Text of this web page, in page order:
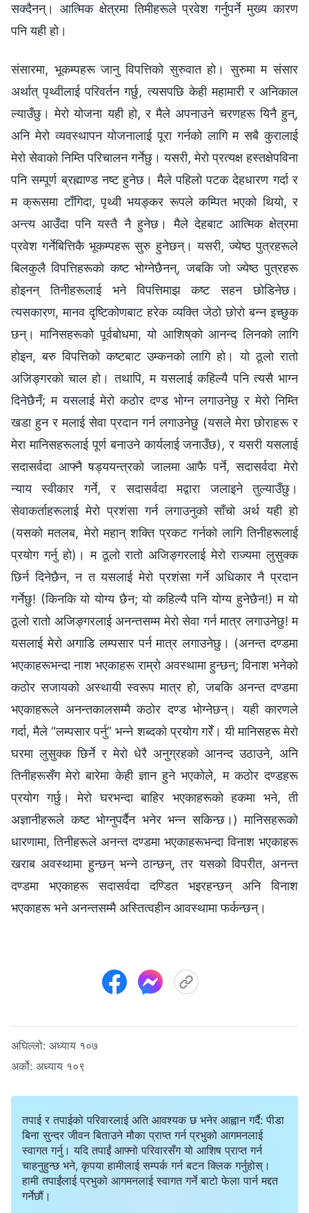
सक्दैनन्। आत्मिक क्षेत्रमा तिमीहरूले प्रवेश गर्नुपर्ने मुख्य कारण
पनि यही हो।
संसारमा, भूकम्‍पहरू जानु विपत्तिको सुरुवात हो। सुरुमा म संसार
अर्थात् पृथ्वीलाई परिवर्तन गर्छु, त्यसपछि केही महामारी र अनिकाल
ल्याउँछु। मेरो योजना यही हो, र मैले अपनाउने चरणहरू यिनै हुन्,
अनि मेरो व्यवस्थापन योजनालाई पूरा गर्नको लागि म सबै कुरालाई
मेरो सेवाको निम्ति परिचालन गर्नेछु। यसरी, मेरो प्रत्यक्ष हस्तक्षेपविना
पनि सम्पूर्ण ब्रह्माण्ड नष्‍ट हुनेछ। मैले पहिलो पटक देहधारण गर्दा र
म क्रूसमा टाँगिदा, पृथ्वी भयङ्कर रूपले कम्पित भएको थियो, र
अन्त्य आउँदा पनि यस्तै नै हुनेछ। मैले देहबाट आत्मिक क्षेत्रमा
प्रवेश गर्नेबित्तिकै भूकम्पहरू सुरु हुनेछन्। यसरी, ज्येष्ठ पुत्रहरूले
बिलकुलै विपत्तिहरूको कष्‍ट भोग्नेछैनन्, जबकि जो ज्येष्ठ पुत्रहरू
होइनन् तिनीहरूलाई भने विपत्तिमाझ कष्‍ट सहन छोडिनेछ।
त्यसकारण, मानव दृष्टिकोणबाट हरेक व्यक्ति जेठो छोरो बन्न इच्छुक
छन्। मानिसहरूको पूर्वबोधमा, यो आशिष्‌को आनन्द लिनको लागि
होइन, बरु विपत्तिको कष्‍टबाट उम्कनको लागि हो। यो ठूलो रातो
अजिङ्गरको चाल हो। तथापि, म यसलाई कहिल्यै पनि त्यसै भाग्न
दिनेछैनँ; म यसलाई मेरो कठोर दण्ड भोग्न लगाउनेछु र मेरो निम्ति
खडा हुन र मलाई सेवा प्रदान गर्न लगाउनेछु (यसले मेरा छोराहरू र
मेरा मानिसहरूलाई पूर्ण बनाउने कार्यलाई जनाउँछ), र यसरी यसलाई
सदासर्वदा आफ्नै षड्ययन्त्रको जालमा आफै पर्ने, सदासर्वदा मेरो
न्याय स्वीकार गर्ने, र सदासर्वदा मद्वारा जलाइने तुल्याउँछु।
सेवाकर्ताहरूलाई मेरो प्रशंसा गर्न लगाउनुको साँचो अर्थ यही हो
(यसको मतलब, मेरो महान् शक्ति प्रकट गर्नको लागि तिनीहरूलाई
प्रयोग गर्नु हो)। म ठूलो रातो अजिङ्गरलाई मेरो राज्यमा लुसुक्क
छिर्न दिनेछैन, न त यसलाई मेरो प्रशंसा गर्ने अधिकार नै प्रदान
गर्नेछु! (किनकि यो योग्य छैन; यो कहिल्यै पनि योग्य हुनेछैन!) म यो
ठूलो रातो अजिङ्गरलाई अनन्तसम्म मेरो सेवा गर्न मात्र लगाउनेछु! म
यसलाई मेरो अगाडि लम्पसार पर्न मात्र लगाउनेछु। (अनन्त दण्डमा
भएकाहरूभन्दा नाश भएकाहरू राम्रो अवस्थामा हुन्छन्; विनाश भनेको
कठोर सजायको अस्थायी स्वरूप मात्र हो, जबकि अनन्त दण्डमा
भएकाहरूले अनन्तकालसम्मै कठोर दण्ड भोग्नेछन्। यही कारणले
गर्दा, मैले “लम्पसार पर्नु” भन्‍ने शब्दको प्रयोग गरेँ। यी मानिसहरू मेरो
घरमा लुसुक्क छिर्ने र मेरो धेरै अनुग्रहको आनन्द उठाउने, अनि
तिनीहरूसँग मेरो बारेमा केही ज्ञान हुने भएकोले, म कठोर दण्डहरू
प्रयोग गर्छु। मेरो घरभन्दा बाहिर भएकाहरूको हकमा भने, ती
अज्ञानीहरूले कष्‍ट भोग्नुपर्दैन भनेर भन्न सकिन्छ।) मानिसहरूको
धारणामा, तिनीहरूले अनन्त दण्डमा भएकाहरूभन्दा विनाश भएकाहरू
खराब अवस्थामा हुन्छन् भन्‍ने ठान्छन्, तर यसको विपरीत, अनन्त
दण्डमा भएकाहरू सदासर्वदा दण्डित भइरहन्छन् अनि विनाश
भएकाहरू भने अनन्तसम्मै अस्तित्वहीन आवस्थामा फर्कन्छन्।
अघिल्लो: अध्याय १०७
अर्को: अध्याय १०९
तपाई र तपाईको परिवारलाई अति आवश्यक छ भनेर आह्वान गर्दै: पीडा
बिना सुन्दर जीवन बिताउने मौका प्राप्त गर्न प्रभुको आगमनलाई
स्वागत गर्नु। यदि तपाईं आफ्नो परिवारसँग यो आशिष प्राप्त गर्न
चाहनुहुन्छ भने, कृपया हामीलाई सम्पर्क गर्न बटन क्लिक गर्नुहोस्।
हामी तपाईंलाई प्रभुको आगमनलाई स्वागत गर्ने बाटो फेला पार्न मद्दत
गर्नेछौं।